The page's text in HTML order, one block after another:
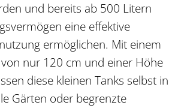
und bereits ab 500 Litern
eine effektive
ermöglichen. Mit einem
nur 120 cm und einer Höhe
diese kleinen Tanks selbst in
Gärten oder begrenzte